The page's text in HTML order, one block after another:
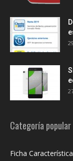
Categoría popular
Ficha